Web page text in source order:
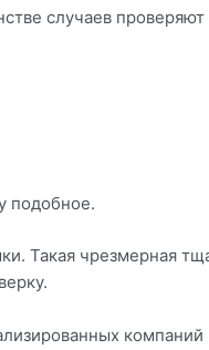
случаев
подобное.
Такая чрезмерная